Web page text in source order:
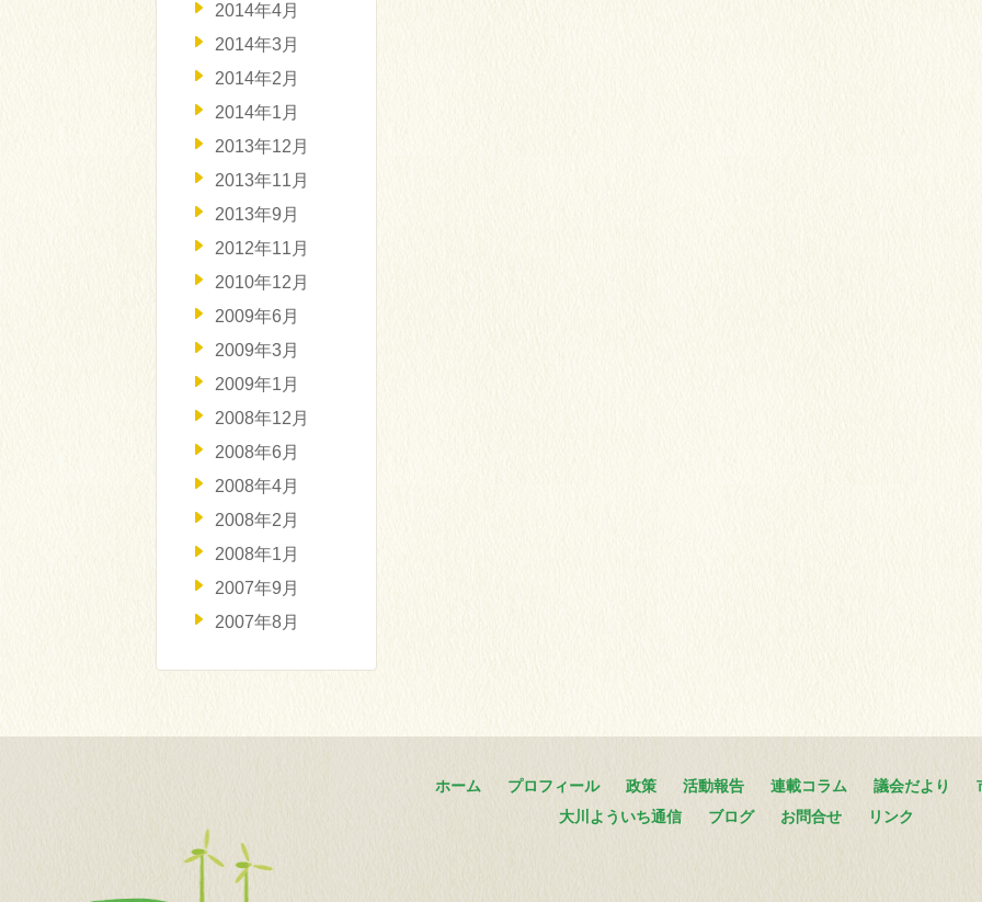
2014年4月
2014年3月
2014年2月
2014年1月
2013年12月
2013年11月
2013年9月
2012年11月
2010年12月
2009年6月
2009年3月
2009年1月
2008年12月
2008年6月
2008年4月
2008年2月
2008年1月
2007年9月
2007年8月
ホーム プロフィール 政策 活動報告 連載コラム 議会だより
大川よういち通信
ブログ お問合せ リンク